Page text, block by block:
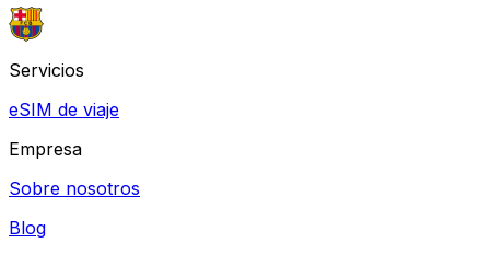
Servicios
eSIM de viaje
Empresa
Sobre nosotros
Blog